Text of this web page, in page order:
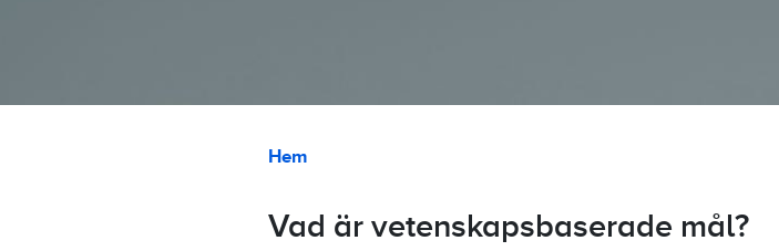
Länkstig
Hem
Vad är vetenskapsbaserade mål?